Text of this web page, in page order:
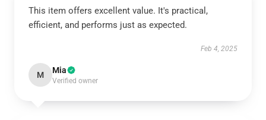
This item offers excellent value. It's practical,
efficient, and performs just as expected.
Feb 4, 2025
M Mia
Verified owner